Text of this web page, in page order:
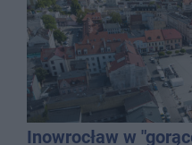
Inowrocław w